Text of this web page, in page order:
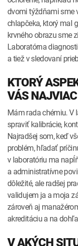
dvomi týždňami sme
chlapčeka, ktorý mal
krvného obrazu sme
Laboratórna
a tiež v sledovaní
KTORÝ
VÁS
Mám rada chémiu. V
spraviť kalibrácie,
Najradšej som, keď
problém, hľadať
v laboratóriu ma
a administratívne
dôležité, ale radšej
validujem ja a moja
zároveň aj
akreditáciu a na
V AKÝCH